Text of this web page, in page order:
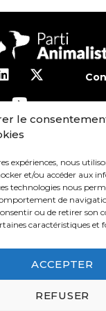
le
expériences, nous
et/ou accéder aux
technologies nous
de
ou de retirer son
caractéristiques et
ACCEPTER
REFUSER
générales
des données